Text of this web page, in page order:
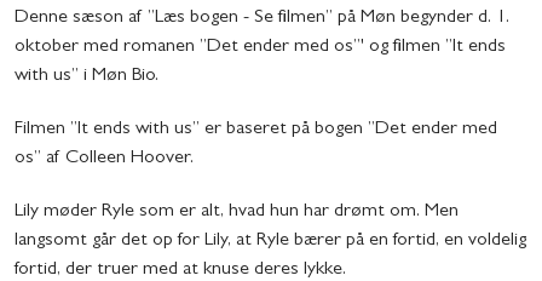
Denne sæson af ”Læs bogen - Se filmen” på Møn begynder d. 1.
oktober med romanen ”Det ender med os”' og filmen ”It ends
with us” i Møn Bio.
Filmen ”It ends with us” er baseret på bogen ”Det ender med
os” af Colleen Hoover.
Lily møder Ryle som er alt, hvad hun har drømt om. Men
langsomt går det op for Lily, at Ryle bærer på en fortid, en voldelig
fortid, der truer med at knuse deres lykke.